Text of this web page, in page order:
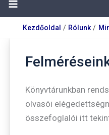
Kezdőoldal Rólunk
Könyvtárunkban
olvasói
összefoglalói itt